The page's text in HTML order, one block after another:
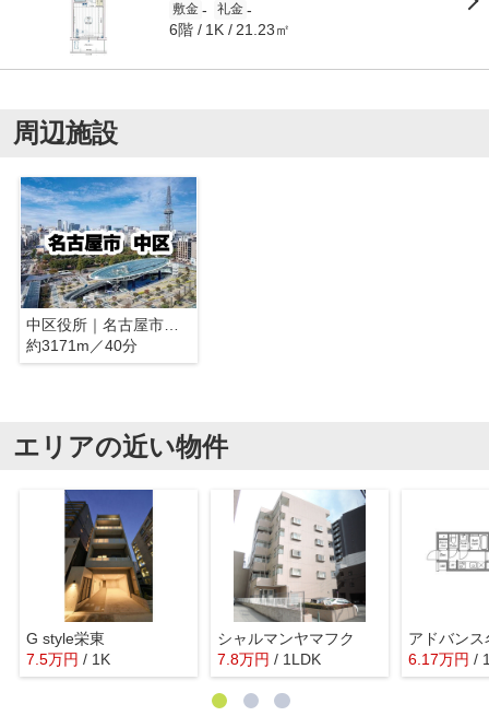
敷金 - 礼金 -
6階 1K 21.23㎡
周辺施設
中区役所｜名古屋市中区
約3171m／40分
エリアの近い物件
G style栄東
7.5万円 / 1K
シャルマンヤマフク
7.8万円 / 1LDK 6.17万円 /